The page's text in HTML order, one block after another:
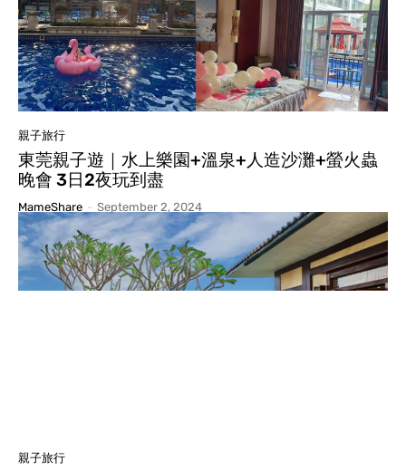
親子旅行
東莞親子遊｜水上樂園+溫泉+人造沙灘+螢火蟲
晚會 3日2夜玩到盡
MameShare - September 2, 2024
親子旅行